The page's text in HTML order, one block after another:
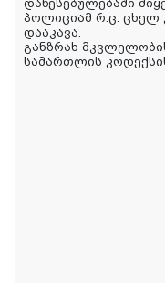
დაწესებულებაში
პოლიციამ რ.ც. ცხელ
დააკავა.
განზრახ
სამართლის